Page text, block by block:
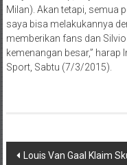
Milan). Akan tetapi, semua
saya bisa melakukannya
memberikan fans dan
kemenangan besar,” harap
Sport, Sabtu (7/3/2015).
Navigasi
Louis Van Gaal Klaim